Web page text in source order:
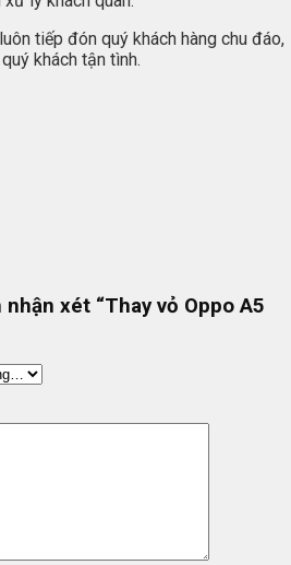
tiếp đón quý khách hàng chu đáo,
khách tận tình.
xét “Thay vỏ Oppo A5